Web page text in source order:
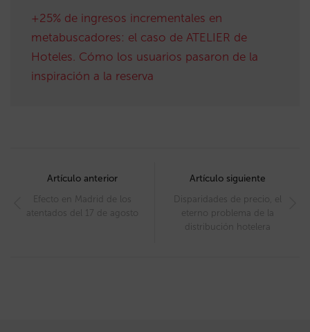
+25% de ingresos incrementales en
metabuscadores: el caso de ATELIER de
Hoteles. Cómo los usuarios pasaron de la
inspiración a la reserva
navigation
Artículo anterior
Efecto en Madrid de los
atentados del 17 de agosto
Artículo siguiente
Disparidades de precio, el
eterno problema de la
distribución hotelera